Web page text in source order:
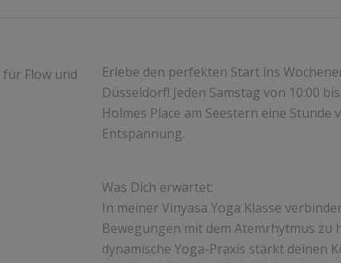
Erlebe den perfekten Start ins
Düsseldorf! Jeden Samstag von 10:00
Holmes Place am Seestern eine
Entspannung.
Was Dich erwartet:
In meiner Vinyasa Yoga Klasse
Bewegungen mit dem Atemrhytmus zu
dynamische Yoga-Praxis stärkt deinen